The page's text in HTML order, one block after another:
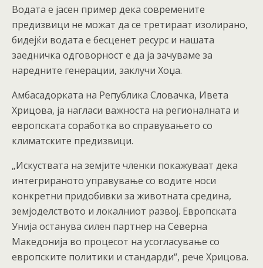
Водата е јасен пример дека современите
предизвици не можат да се третираат изолирано,
бидејќи водата е бесценет ресурс и нашата
заедничка одговорност е да ја зачуваме за
наредните генерации, заклучи Хоџа.
Амбасадорката на Република Словачка, Ивета
Хрицова, ја нагласи важноста на регионалната и
европската соработка во справувањето со
климатските предизвици.
„Искуствата на земјите членки покажуваат дека
интегрираното управување со водите носи
конкретни придобивки за животната средина,
земјоделството и локалниот развој. Европската
Унија останува силен партнер на Северна
Македонија во процесот на усогласување со
европските политики и стандарди“, рече Хрицова.